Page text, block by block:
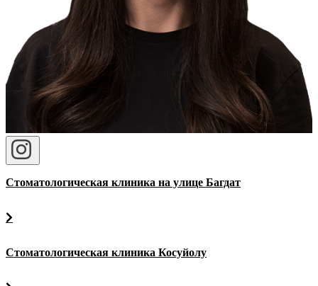
Стоматологическая клиника на улице Багдат
Стоматологическая клиника Косуйолу